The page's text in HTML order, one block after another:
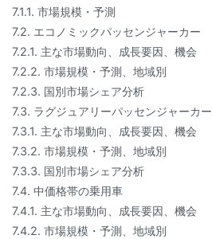
7.1.1. 市場規模・予測
7.2. エコノミックパッセンジャーカー
7.2.1. 主な市場動向、成長要因、機会
7.2.2. 市場規模・予測、地域別
7.2.3. 国別市場シェア分析
7.3. ラグジュアリーパッセンジャーカー
7.3.1. 主な市場動向、成長要因、機会
7.3.2. 市場規模・予測、地域別
7.3.3. 国別市場シェア分析
7.4. 中価格帯の乗用車
7.4.1. 主な市場動向、成長要因、機会
7.4.2. 市場規模・予測、地域別